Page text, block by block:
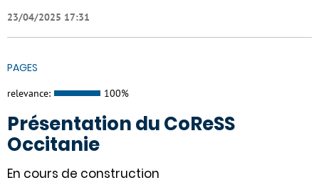
23/04/2025 17:31
PAGES
relevance: 100%
Présentation du CoReSS
Occitanie
En cours de construction